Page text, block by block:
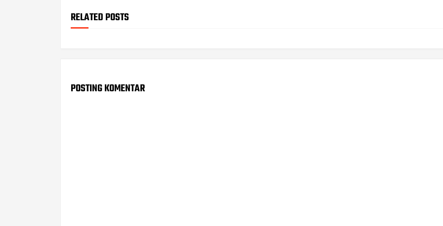
RELATED POSTS
POSTING KOMENTAR